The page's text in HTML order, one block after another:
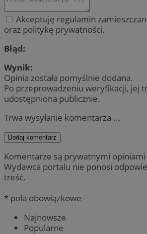
Akceptuję regulamin
oraz politykę prywatności.
Błąd:
Wynik:
Opinia została pomyślnie dodana.
Po przeprowadzeniu weryfikacji, jej
udostępniona publicznie.
Trwa wysyłanie komentarza ...
Dodaj komentarz
Komentarze są prywatnymi
Wydawca portalu nie ponosi
treść.
* pola obowiązkowe
Najnowsze
Popularne